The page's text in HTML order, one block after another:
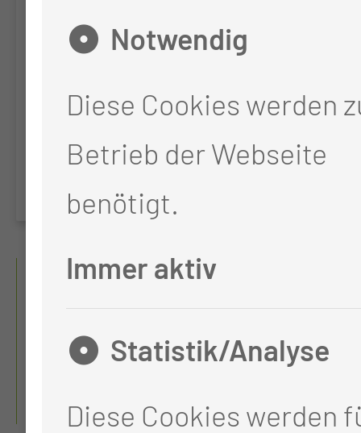
Assistierte
Chirurgie in der
Viszeralchirurgie
UNSERE
ZERTIFIZIERTE
N ZENTREN
Notwendig
Diese Cookies werden
Betrieb der Webseite
benötigt.
Immer aktiv
Statistik/Analyse
Diese Cookies werden